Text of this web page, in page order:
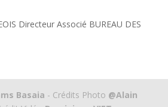
Directeur Associé BUREAU DES
Basaia - Crédits Photo @Alain